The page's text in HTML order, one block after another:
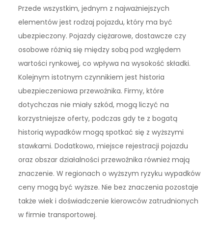
Przede wszystkim, jednym z najważniejszych
elementów jest rodzaj pojazdu, który ma być
ubezpieczony. Pojazdy ciężarowe, dostawcze czy
osobowe różnią się między sobą pod względem
wartości rynkowej, co wpływa na wysokość składki.
Kolejnym istotnym czynnikiem jest historia
ubezpieczeniowa przewoźnika. Firmy, które
dotychczas nie miały szkód, mogą liczyć na
korzystniejsze oferty, podczas gdy te z bogatą
historią wypadków mogą spotkać się z wyższymi
stawkami. Dodatkowo, miejsce rejestracji pojazdu
oraz obszar działalności przewoźnika również mają
znaczenie. W regionach o wyższym ryzyku wypadków
ceny mogą być wyższe. Nie bez znaczenia pozostaje
także wiek i doświadczenie kierowców zatrudnionych
w firmie transportowej.